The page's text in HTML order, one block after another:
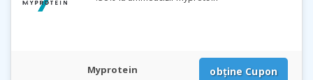
Myprotein obține Cupon